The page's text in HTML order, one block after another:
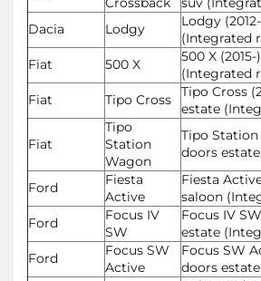
Dacia
Lodgy
Lodgy
(Integrated
Fiat
500 X
500 X
(Integrated
Fiat
Tipo Cross
Tipo Cross
estate
Fiat
Tipo
Station
Wagon
Tipo Station
doors
Ford
Fiesta
Active
Fiesta
saloon
Ford
Focus IV
SW
Focus IV
estate
Ford
Focus SW
Active
Focus SW
doors